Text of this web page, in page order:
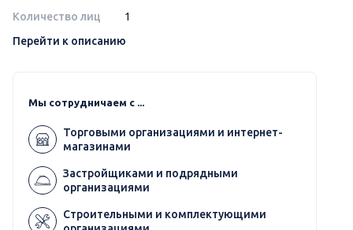
Количество лиц
1
Перейти к описанию
Мы сотрудничаем с ...
Торговыми организациями и интернет-
магазинами
Застройщиками и подрядными
организациями
Строительными и комплектующими